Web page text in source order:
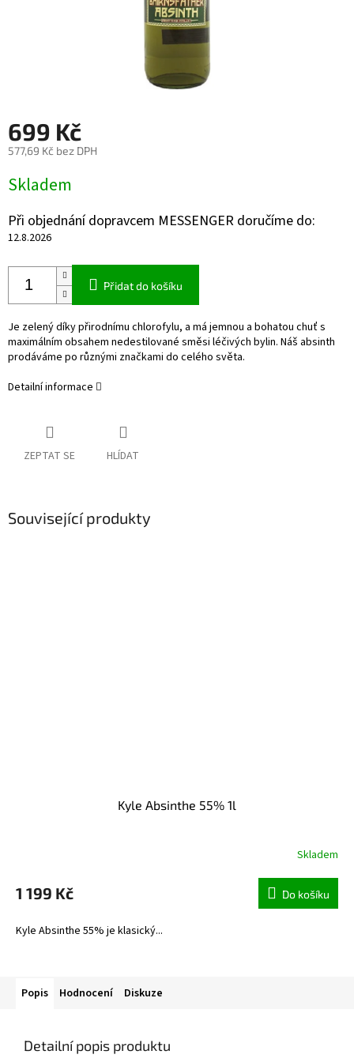
699 Kč
577,69 Kč bez DPH
cena:
Skladem
Při objednání dopravcem MESSENGER doručíme do:
12.8.2026
Přidat do košíku
Je zelený díky přirodnímu chlorofylu, a má jemnou a bohatou chuť s
maximálním obsahem nedestilované směsi léčivých bylin. Náš absinth
prodáváme po různými značkami do celého světa.
Detailní informace
ZEPTAT SE HLÍDAT
Související produkty
Kyle Absinthe 55% 1l
Skladem
1 199 Kč Do košíku
Kyle Absinthe 55% je klasický...
Popis Hodnocení Diskuze
Detailní popis produktu